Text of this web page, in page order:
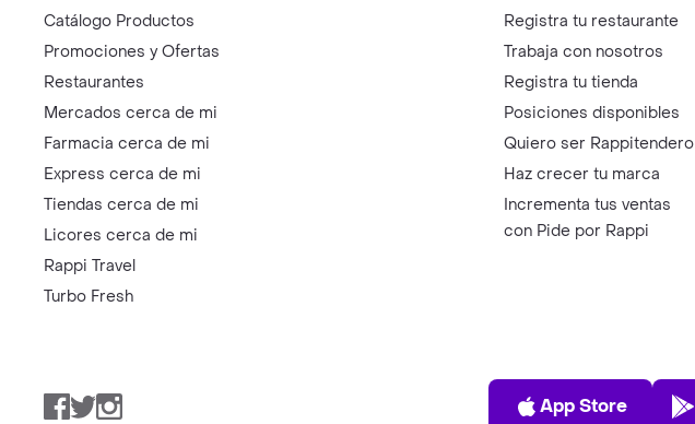
Catálogo Productos
Promociones y Ofertas
Restaurantes
Mercados cerca de mi
Farmacia cerca de mi
Express cerca de mi
Tiendas cerca de mi
Licores cerca de mi
Rappi Travel
Turbo Fresh
Registra tu restaurante
Trabaja con nosotros
Registra tu tienda
Posiciones disponibles
Quiero ser Rappitendero
Haz crecer tu marca
Incrementa tus ventas
con Pide por Rappi
Facebook
TwitterInstagram
App Store
App Store